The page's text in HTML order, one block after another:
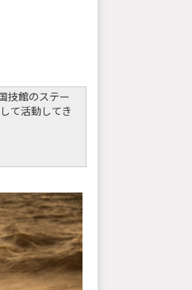
技館のステー
て活動してき